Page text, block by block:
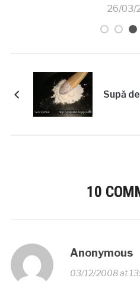
26/03/
Supă
10
Anonymous
03/12/2008 at